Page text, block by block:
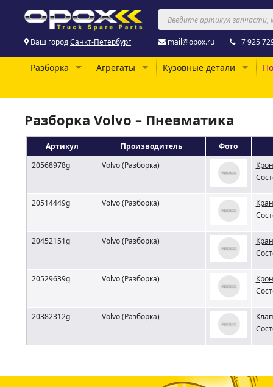
Ваш городСанкт-Петербург mail@opox.ru +7 925
Разборка Агрегаты Кузовные детали
Разборка Volvo – Пневматика
Артикул Производитель
Фото
20568978g
Volvo (Разборка)
20514449g Volvo (Разборка)
20452151g Volvo (Разборка)
20529639g Volvo (Разборка)
20382312g Volvo (Разборка)